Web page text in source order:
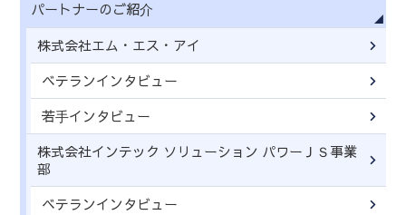
パートナーのご紹介
株式会社エム・エス・アイ
ベテランインタビュー
若手インタビュー
株式会社インテック ソリューション パワーＪＳ事業
部
ベテランインタビュー